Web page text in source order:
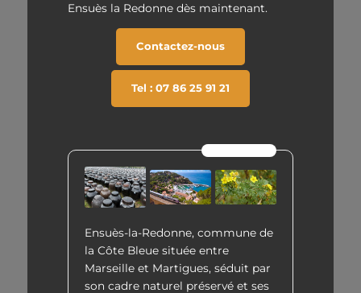
Ensuès la Redonne dès maintenant.
Contactez-nous
Tel : 07 86 25 91 21
Ensuès-la-Redonne, commune de
la Côte Bleue située entre
Marseille et Martigues, séduit par
son cadre naturel préservé et ses